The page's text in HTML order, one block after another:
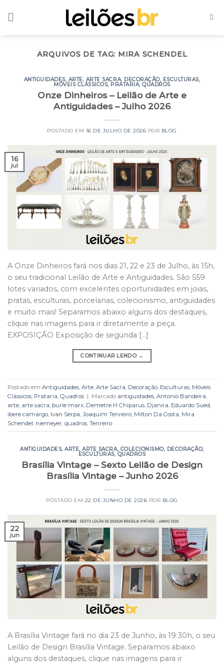
ARQUIVOS DE TAG: MIRA SCHENDEL
ANTIGUIDADES, ARTE, ARTE SACRA, DECORAÇÃO, ESCULTURAS,
MÓVEIS CLÁSSICOS, PRATARIA,QUADROS
Onze Dinheiros – Leilão de Arte e
Antiguidades – Julho 2026
POSTADO EM 16 DE JULHO DE 2026 POR BLOG
16
jul
A Onze Dinheiros fará nos dias 21, 22 e 23 de Julho, às 15h,
o seu tradicional Leilão de Arte e Antiguidades. São 559
lotes variados, com excelentes oportunidades em joias,
pratas, esculturas, porcelanas, colecionismo, antiguidades
e muito mais! Separamos abaixo alguns dos destaques,
clique nas imagens para ir diretamente a peça.
EXPOSIÇÃO Exposição de segunda […]
CONTINUAR LENDO →
Postado em Antiguidades Arte Arte Sacra Decoração Esculturas Móveis
Clássicos Prataria Quadros | Marcado antiguidades Antonio Bandeira
arte arte sacra burle marx Demetre H Chiparus Djanira Eduardo Sued
ibere camargo Ivan Serpa Joaquim Tenreiro Milton Da Costa Mira
Schendel niemeyer quadros Tenreiro
ANTIGUIDADES,ARTE,ARTE SACRA, COLECIONISMO, DECORAÇÃO,
ESCULTURAS, QUADROS
Brasília Vintage – Sexto Leilão de Design
Brasília Vintage – Junho 2026
POSTADO EM 22 DE JUNHO DE 2026 POR BLOG
22
jun
A Brasília Vintage fará no dia 23 de Junho, às 19:30h, o seu
Leilão de Design Brasília Vintage. Separamos abaixo
alguns dos destaques, clique nas imagens para ir